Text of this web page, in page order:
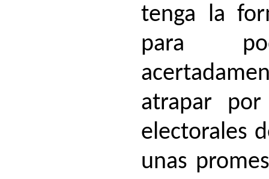
tenga la
para
atrapar por
electorales
unas